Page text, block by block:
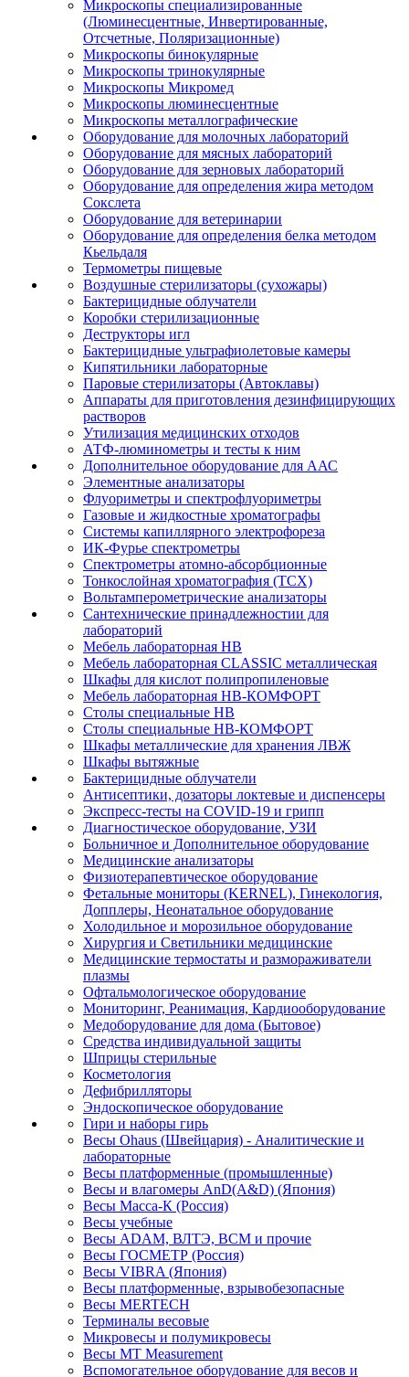
Микроскопы специализированные
(Люминесцентные, Инвертированные,
Отсчетные, Поляризационные)
Микроскопы бинокулярные
Микроскопы тринокулярные
Микроскопы Микромед
Микроскопы люминесцентные
Микроскопы металлографические
Оборудование для молочных лабораторий
Оборудование для мясных лабораторий
Оборудование для зерновых лабораторий
Оборудование для определения жира методом
Сокслета
Оборудование для ветеринарии
Оборудование для определения белка методом
Кьельдаля
Термометры пищевые
Воздушные стерилизаторы (сухожары)
Бактерицидные облучатели
Коробки стерилизационные
Деструкторы игл
Бактерицидные ультрафиолетовые камеры
Кипятильники лабораторные
Паровые стерилизаторы (Автоклавы)
Аппараты для приготовления дезинфицирующих
растворов
Утилизация медицинских отходов
АТФ-люминометры и тесты к ним
Дополнительное оборудование для ААС
Элементные анализаторы
Флуориметры и спектрофлуориметры
Газовые и жидкостные хроматографы
Системы капиллярного электрофореза
ИК-Фурье спектрометры
Спектрометры атомно-абсорбционные
Тонкослойная хроматография (ТСХ)
Вольтамперометрические анализаторы
Сантехнические принадлежностии для
лабораторий
Мебель лабораторная НВ
Мебель лабораторная CLASSIC металлическая
Шкафы для кислот полипропиленовые
Мебель лабораторная НВ-КОМФОРТ
Столы специальные НВ
Столы специальные НВ-КОМФОРТ
Шкафы металлические для хранения ЛВЖ
Шкафы вытяжные
Бактерицидные облучатели
Антисептики, дозаторы локтевые и диспенсеры
Экспресс-тесты на COVID-19 и грипп
Диагностическое оборудование, УЗИ
Больничное и Дополнительное оборудование
Медицинские анализаторы
Физиотерапевтическое оборудование
Фетальные мониторы (KERNEL), Гинекология,
Допплеры, Неонатальное оборудование
Холодильное и морозильное оборудование
Хирургия и Светильники медицинские
Медицинские термостаты и размораживатели
плазмы
Офтальмологическое оборудование
Мониторинг, Реанимация, Кардиооборудование
Медоборудование для дома (Бытовое)
Средства индивидуальной защиты
Шприцы стерильные
Косметология
Дефибрилляторы
Эндоскопическое оборудование
Гири и наборы гирь
Весы Ohaus (Швейцария) - Аналитические и
лабораторные
Весы платформенные (промышленные)
Весы и влагомеры AnD(A&D) (Япония)
Весы Масса-К (Россия)
Весы учебные
Весы ADAM, ВЛТЭ, BCM и прочие
Весы ГОСМЕТР (Россия)
Весы VIBRA (Япония)
Весы платформенные, взрывобезопасные
Весы MERTECH
Терминалы весовые
Микровесы и полумикровесы
Весы MT Measurement
Вспомогательное оборудование для весов и